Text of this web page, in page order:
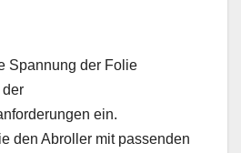
Spannung der Folie
ein.
den Abroller mit passenden